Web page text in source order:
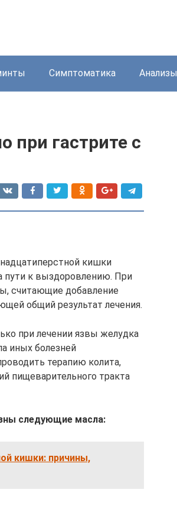
Симптоматика Анализы
при гастрите с
кишки
пути к выздоровлению. При
считающие добавление
общий результат лечения.
при лечении язвы желудка
иных болезней
терапию колита,
пищеварительного тракта
следующие масла:
кишки: причины,